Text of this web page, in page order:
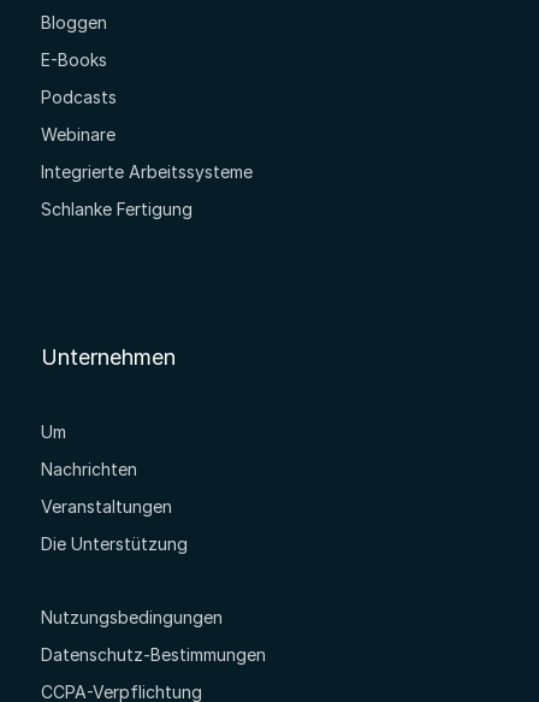
Bloggen
E-Books
Podcasts
Webinare
Integrierte Arbeitssysteme
Schlanke Fertigung
Unternehmen
Um
Nachrichten
Veranstaltungen
Die Unterstützung
Nutzungsbedingungen
Datenschutz-Bestimmungen
CCPA-Verpflichtung